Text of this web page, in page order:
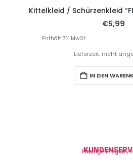
Kittelkleid / Schürzenkleid
€5,99
Enthält 7% MwSt.
Lieferzeit: nicht
IN DEN
Häufige Fragen /